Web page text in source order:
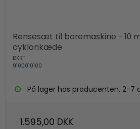
Rensesæt til boremaskine - 10
cyklonkæde
DKRT
9100010100
På lager hos producenten. 2-7
1.595,00 DKK